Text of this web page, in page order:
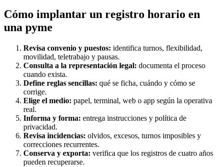
Cómo implantar un registro horario en
una pyme
Revisa convenio y puestos: identifica turnos, flexibilidad,
movilidad, teletrabajo y pausas.
Consulta a la representación legal: documenta el proceso
cuando exista.
Define reglas sencillas: qué se ficha, cuándo y cómo se
corrige.
Elige el medio: papel, terminal, web o app según la operativa
real.
Informa y forma: entrega instrucciones y política de
privacidad.
Revisa incidencias: olvidos, excesos, turnos imposibles y
correcciones recurrentes.
Conserva y exporta: verifica que los registros de cuatro años
pueden recuperarse.